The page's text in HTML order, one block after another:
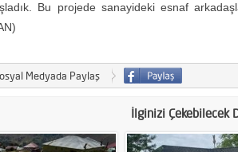
Bu projede sanayideki esnaf
Medyada Paylaş
İlginizi Çekebilecek